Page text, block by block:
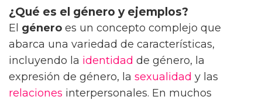
¿Qué es el género y ejemplos?
El género es un concepto complejo que
abarca una variedad de características,
incluyendo la identidad de género, la
expresión de género, la sexualidad y las
relaciones interpersonales. En muchos